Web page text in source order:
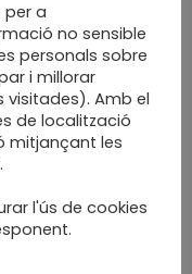
per a
no sensible
personals sobre
i millorar
Amb el
de localització
mitjançant les
l'ús de cookies